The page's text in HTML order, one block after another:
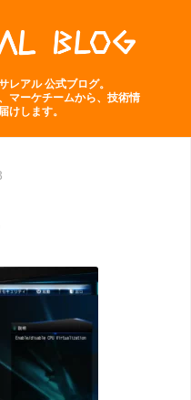
レアル 公式ブログ。
マーケチームから、技術情
けします。